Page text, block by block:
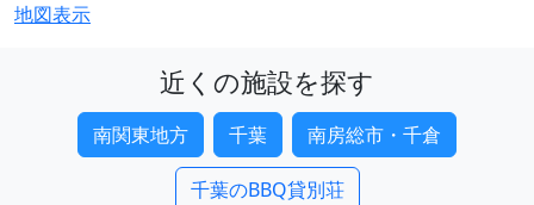
地図表示
近くの施設を探す
南関東地方 千葉 南房総市・千倉
千葉のBBQ貸別荘